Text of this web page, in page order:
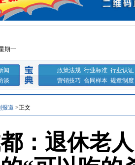
期一
闻 政策法规 行业标准 行业认证
谈 营销技巧 合同样本 规章制度
报道 >正文
：退休老